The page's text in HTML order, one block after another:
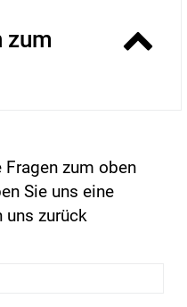
zum
Fragen zum oben
Sie uns eine
uns zurück